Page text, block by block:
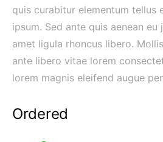
quis curabitur elementum tellus
ipsum. Sed ante quis aenean
amet ligula rhoncus libero.
ante libero vitae lorem
lorem magnis eleifend augue
Ordered